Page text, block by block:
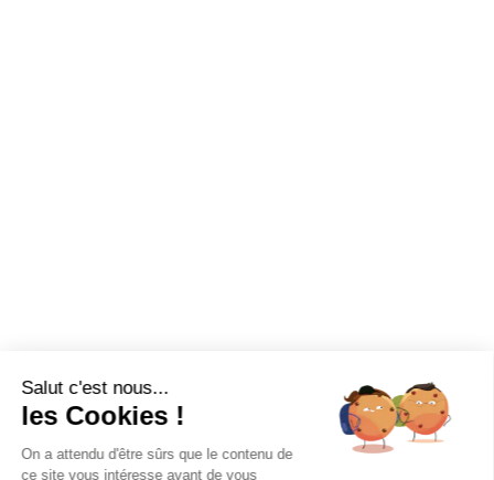
Suivez-nous !
Salut c'est nous...
les Cookies !
On a attendu d'être sûrs que le contenu de
ce site vous intéresse avant de vous